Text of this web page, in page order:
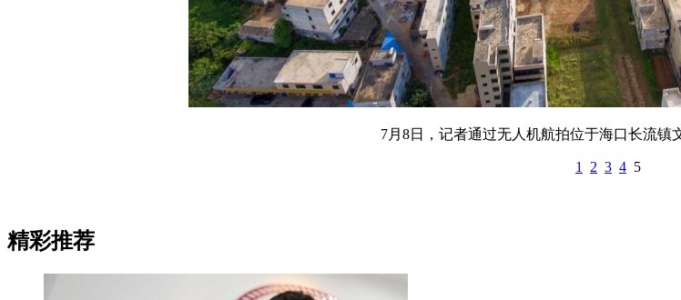
7月8日，记者通过无人机航拍位于海口长流镇
1 2 3 4 5
精彩推荐